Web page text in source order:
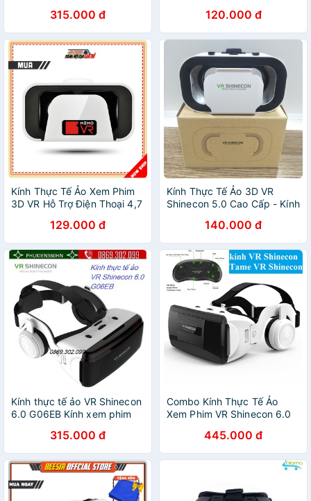
315.000 đ 120.000 đ
Kính Thực Tế Ảo Xem Phim
3D VR Hỗ Trợ Điện Thoại 4,7
129.000 đ
Kính Thực Tế Ảo 3D VR
Shinecon 5.0 Cao Cấp - Kính
140.000 đ
Kính thực tế ảo VR Shinecon
6.0 G06EB Kính xem phim
315.000 đ
Combo Kính Thực Tế Ảo
Xem Phim VR Shinecon 6.0
VR Box + Tay cầm chơi
game bluetooth 3.0
445.000 đ